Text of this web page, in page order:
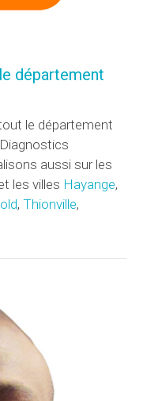
département
le département
aussi sur les
les villes Hayange,
, Thionville,